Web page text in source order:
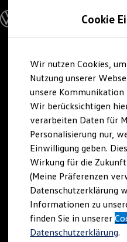
Hauptinhalt
springen
Footer
springen
Modelle und Konfigurator
Konfigurator
Modelle vergleichen
Elektroautos
ENERGY
Nutzfahrzeuge
SUV und CUV
Familienautos
Kombis
Kompaktwagen
Sportwagen
Schnell verfügbare
Angebote und Produkte
Aktuelle Angebote
E-Auto-Förderung
Volkswagen
Die ENERGY
Junge
Volkswagen
Cookie
Wir nutzen Cookies,
Nutzung unserer
unsere
Wir berücksichtigen
verarbeiten Daten für
Personalisierung nur,
Einwilligung geben.
Wirkung für die
(Meine Präferenzen
Datenschutzerklärung
Informationen zu
finden Sie in unserer
Datenschutzerklärung.